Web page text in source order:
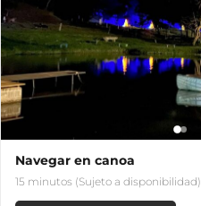
Navegar en canoa
15 minutos (Sujeto a disponibilidad)